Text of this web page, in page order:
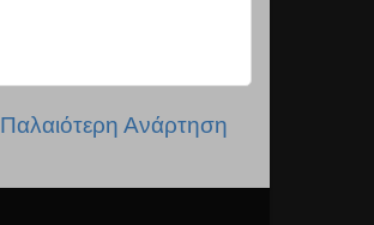
Παλαιότερη Ανάρτηση